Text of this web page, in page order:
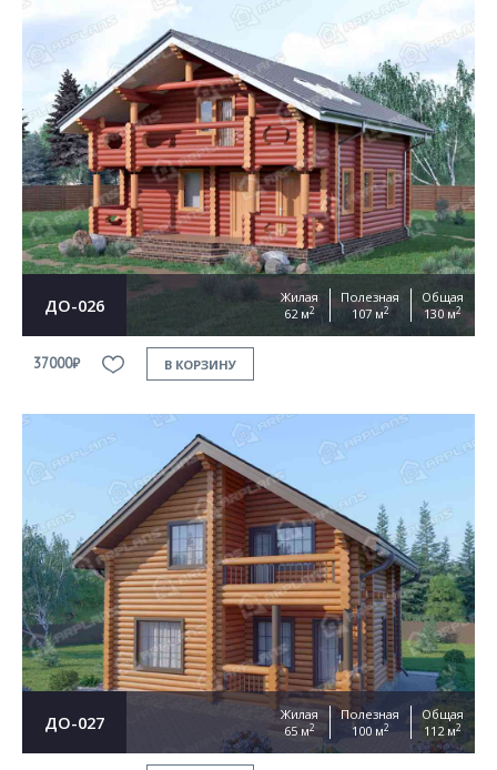
ДО-026
Жилая
62 м2
Полезная
107 м2
Общая
130 м2
37000₽ В КОРЗИНУ
ДО-027
Жилая
65 м2
Полезная
100 м2
Общая
112 м2